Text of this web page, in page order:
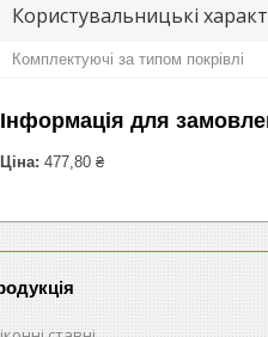
Користувальницькі
Комплектуючі за типом покрівлі
Інформація для
Ціна: 477,80 ₴